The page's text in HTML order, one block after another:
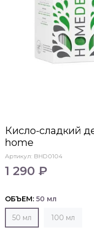
Кисло-сладкий
home
Артикул: BHD0104
1 290 ₽
ОБЪЕМ: 50 мл
50 мл 100 мл